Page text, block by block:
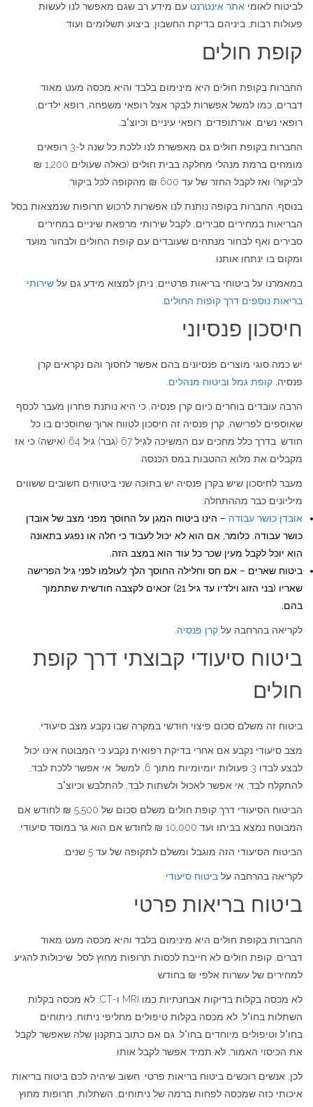
לביטוח לאומי אתר אינטרנט עם מידע רב שגם מאפשר לנו לעשות
פעולות רבות, ביניהם בדיקת החשבון, ביצוע תשלומים ועוד.
קופת חולים
החברות בקופת חולים היא מינימום בלבד והיא מכסה מעט מאוד
דברים, כמו למשל אפשרות לבקר אצל רופאי משפחה, רופא ילדים,
רופאי נשים, אורתופדים, רופאי עיניים וכיוצ"ב.
החברות בקופת חולים גם מאפשרת לנו ללכת כל שנה ל-3 רופאים
מומחים ברמת מנהלי מחלקה בבית חולים (כאלה שעולים 1,200 ₪
לביקור) ואז לקבל החזר של עד 600 ₪ מהקופה לכל ביקור.
בנוסף, החברות בקופה נותנת לנו אפשרות לרכוש תרופות שנמצאות בסל
הבריאות במחירים סבירים, לקבל שירותי מרפאת שיניים במחירים
סבירים ואף לבחור מנתחים שעובדים עם קופת החולים ולבחור מועד
ומקום בו ינתחו אותנו.
במאמרנו על ביטוחי בריאות פרטיים, ניתן למצוא מידע גם על שירותי
בריאות נוספים דרך קופות החולים.
חיסכון פנסיוני
יש כמה סוגי מוצרים פנסיונים בהם אפשר לחסוך והם נקראים קרן
פנסיה, קופת גמל וביטוח מנהלים.
הרבה עובדים בוחרים כיום קרן פנסיה, כי היא נותנת פתרון מעבר לכסף
שאוספים לפרישה, קרן פנסיה זה חיסכון לטווח ארוך שחוסכים בו כל
חודש. בדרך כלל מחכים עם המשיכה לגיל 67 (גבר) גיל 64 (אישה) כי אז
מקבלים את מלוא ההטבות במס הכנסה.
מעבר לחיסכון שיש בקרן פנסיה יש בתוכה שני ביטוחים חשובים ששווים
מיליונים כבר מההתחלה.
אובדן כושר עבודה – הינו ביטוח המגן על החוסך מפני מצב של אובדן
כושר עבודה. כלומר, אם הוא לא יכול לעבוד כי חלה או נפגע בתאונה
הוא יוכל לקבל מעין שכר כל עוד הוא במצב הזה.
ביטוח שארים – אם חס וחלילה החוסך הלך לעולמו לפני גיל הפרישה
שאריו (בני הזוג וילדיו עד גיל 21) זכאים לקצבה חודשית שתתמוך
בהם.
לקריאה בהרחבה על קרן פנסיה.
ביטוח סיעודי קבוצתי דרך קופת
חולים
ביטוח זה משלם סכום פיצוי חודשי במקרה שבו נקבע מצב סיעודי.
מצב סיעודי נקבע אם אחרי בדיקת רפואית נקבע כי המבוטח אינו יכול
לבצע לבדו 3 פעולות יומיומיות מתוך 6, למשל: אי אפשר ללכת לבד,
להתקלח לבד, אי אפשר לאכול ולשתות לבד, להתלבש וכיוצ"ב.
הביטוח הסיעודי דרך קופת חולים משלם סכום של 5,500 ₪ לחודש אם
המבוטח נמצא בביתו ועד 10,000 ₪ לחודש אם הוא גר במוסד סיעודי.
הביטוח הסיעודי הזה מוגבל ומשלם לתקופה של עד 5 שנים.
לקריאה בהרחבה על ביטוח סיעודי.
ביטוח בריאות פרטי
החברות בקופת חולים היא מינימום בלבד והיא מכסה מעט מאוד
דברים, קופת חולים לא חייבת לכסות תרופות מחוץ לסל, שיכולות להגיע
למחירים של עשרות אלפי ₪ בחודש.
לא מכסה בקלות בדיקות אבחנתיות כמו MRI ו-CT, לא מכסה בקלות
השתלות בחו"ל, לא מכסה בקלות טיפולים מחליפי ניתוח, ניתוחים
בחו"ל וטיפולים מיוחדים בחו"ל. גם אם כתוב בתקנון שלה שאפשר לקבל
את הכיסוי האמור, לא תמיד אפשר לקבל אותו.
לכן, אנשים רוכשים ביטוח בריאות פרטי. חשוב שיהיה לכם ביטוח בריאות
איכותי כזה שמכסה לפחות ברמה של ניתוחים, השתלות, תרופות מחוץ